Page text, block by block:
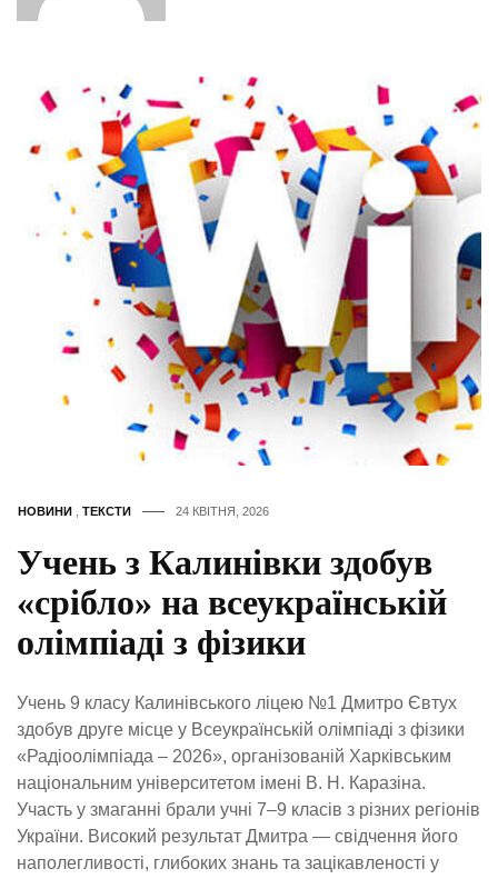
НОВИНИ ТЕКСТИ 24 КВІТНЯ, 2026
Учень з Калинівки здобув
«срібло» на всеукраїнській
олімпіаді з фізики
Учень 9 класу Калинівського ліцею №1 Дмитро Євтух
здобув друге місце у Всеукраїнській олімпіаді з фізики
«Радіоолімпіада – 2026», організованій Харківським
національним університетом імені В. Н. Каразіна.
Участь у змаганні брали учні 7–9 класів з різних регіонів
України. Високий результат Дмитра — свідчення його
наполегливості, глибоких знань та зацікавленості у